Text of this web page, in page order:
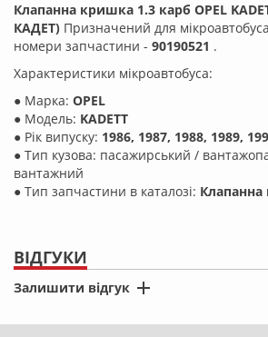
Клапанна кришка 1.3 карб OPEL
КАДЕТ) Призначений для мікроавтобуса
номери запчастини - 90190521 .
Характеристики мікроавтобуса:
● Марка: OPEL
● Модель: KADETT
● Рік випуску: 1986, 1987, 1988, 1989,
● Тип кузова: пасажирський /
вантажний
● Тип запчастини в каталозі:
ВІДГУКИ
Залишити відгук
*